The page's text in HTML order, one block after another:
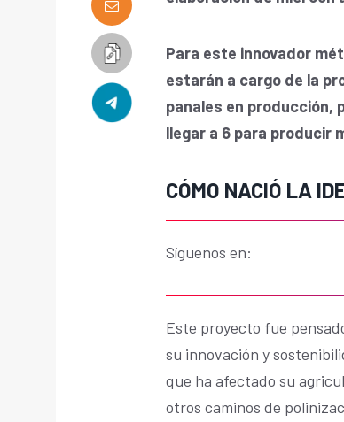
Para este innovador
estarán a cargo de la
panales en producción,
llegar a 6 para producir
CÓMO NACIÓ LA
Síguenos en:
Este proyecto fue
su innovación y
que ha afectado su
otros caminos de